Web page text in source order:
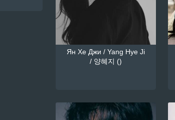
Ян Хе Джи / Yang Hye Ji
/ 양혜지 ()